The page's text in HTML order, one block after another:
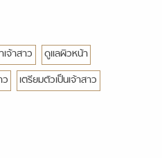
จ้าสาว
ดูแลผิวหน้า
ว เตรียมตัวเป็นเจ้าสาว